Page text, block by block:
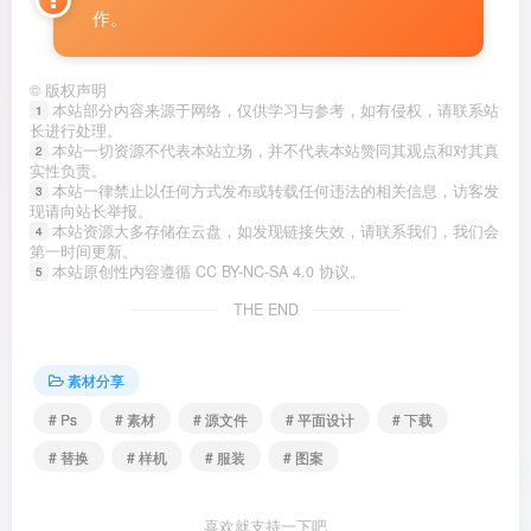
作。
© 版权声明
1
本站部分内容来源于网络，仅供学习与参考，如有侵权，请联系站
长进行处理。
2
本站一切资源不代表本站立场，并不代表本站赞同其观点和对其真
实性负责。
3
本站一律禁止以任何方式发布或转载任何违法的相关信息，访客发
现请向站长举报。
4 本站资源大多存储在云盘，如发现链接失效，请联系我们，我们会
第一时间更新。
5
本站原创性内容遵循 CC BY-NC-SA 4.0 协议。
THE END
素材分享
# Ps
# 素材 # 源文件 # 平面设计
# 下载
# 替换
# 样机 # 服装 # 图案
喜欢就支持一下吧